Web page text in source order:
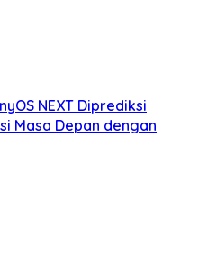
NEXT Diprediksi
Masa Depan dengan